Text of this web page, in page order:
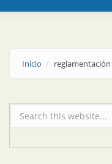
Inicio reglamentación
Formulario de